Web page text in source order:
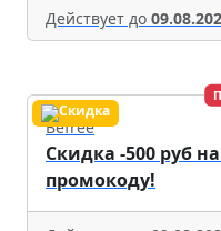
Действует до
Befree
Скидка -500 руб
промокоду!